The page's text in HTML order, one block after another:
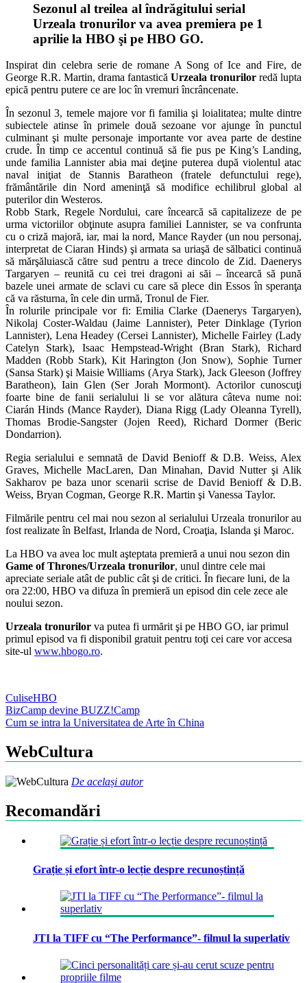
Sezonul al treilea al îndrăgitului serial
Urzeala tronurilor va avea premiera pe 1
aprilie la HBO şi pe HBO GO.
Inspirat din celebra serie de romane A Song of Ice and Fire, de
George R.R. Martin, drama fantastică Urzeala tronurilor redă lupta
epică pentru putere ce are loc în vremuri încrâncenate.
În sezonul 3, temele majore vor fi familia şi loialitatea; multe dintre
subiectele atinse în primele două sezoane vor ajunge în punctul
culminant şi multe personaje importante vor avea parte de destine
crude. În timp ce accentul continuă să fie pus pe King’s Landing,
unde familia Lannister abia mai deţine puterea după violentul atac
naval iniţiat de Stannis Baratheon (fratele defunctului rege),
frământările din Nord ameninţă să modifice echilibrul global al
puterilor din Westeros.
Robb Stark, Regele Nordului, care încearcă să capitalizeze de pe
urma victoriilor obţinute asupra familiei Lannister, se va confrunta
cu o criză majoră, iar, mai la nord, Mance Rayder (un nou personaj,
interpretat de Ciaran Hinds) şi armata sa uriaşă de sălbatici continuă
să mărşăluiască către sud pentru a trece dincolo de Zid. Daenerys
Targaryen – reunită cu cei trei dragoni ai săi – încearcă să pună
bazele unei armate de sclavi cu care să plece din Essos în speranţa
că va răsturna, în cele din urmă, Tronul de Fier.
În rolurile principale vor fi: Emilia Clarke (Daenerys Targaryen),
Nikolaj Coster-Waldau (Jaime Lannister), Peter Dinklage (Tyrion
Lannister), Lena Headey (Cersei Lannister), Michelle Fairley (Lady
Catelyn Stark), Isaac Hempstead-Wright (Bran Stark), Richard
Madden (Robb Stark), Kit Harington (Jon Snow), Sophie Turner
(Sansa Stark) şi Maisie Williams (Arya Stark), Jack Gleeson (Joffrey
Baratheon), Iain Glen (Ser Jorah Mormont). Actorilor cunoscuţi
foarte bine de fanii serialului li se vor alătura câteva nume noi:
Ciarán Hinds (Mance Rayder), Diana Rigg (Lady Oleanna Tyrell),
Thomas Brodie-Sangster (Jojen Reed), Richard Dormer (Beric
Dondarrion).
Regia serialului e semnată de David Benioff & D.B. Weiss, Alex
Graves, Michelle MacLaren, Dan Minahan, David Nutter şi Alik
Sakharov pe baza unor scenarii scrise de David Benioff & D.B.
Weiss, Bryan Cogman, George R.R. Martin şi Vanessa Taylor.
Filmările pentru cel mai nou sezon al serialului Urzeala tronurilor au
fost realizate în Belfast, Irlanda de Nord, Croaţia, Islanda şi Maroc.
La HBO va avea loc mult aşteptata premieră a unui nou sezon din
Game of Thrones/Urzeala tronurilor, unul dintre cele mai
apreciate seriale atât de public cât şi de critici. În fiecare luni, de la
ora 22:00, HBO va difuza în premieră un episod din cele zece ale
noului sezon.
Urzeala tronurilor va putea fi urmărit şi pe HBO GO, iar primul
primul episod va fi disponibil gratuit pentru toţi cei care vor accesa
site-ul www.hbogo.ro.
CuliseHBO
Post
navigation
BizCamp devine BUZZ!Camp
Cum se intra la Universitatea de Arte în China
WebCultura
De același autor
Recomandări
Grație și efort într-o lecție despre recunoștință
JTI la TIFF cu “The Performance”- filmul la superlativ